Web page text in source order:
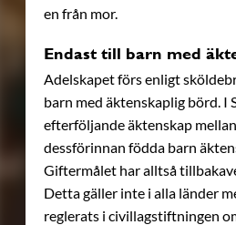
en från mor.
Endast till barn med
Adelskapet förs enligt
barn med äktenskaplig börd. I
efterföljande äktenskap
dessförinnan födda barn
Giftermålet har alltså
Detta gäller inte i alla länder
reglerats i civillagstiftningen